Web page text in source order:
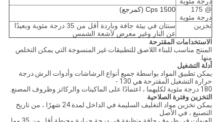
@ 175
درجة مئوية
1500 Cps (كمرجع)
تخزين
سنتان في بيئة جافة وباردة أقل من 35 درجة مئوية وبعيدًا
عن النار وغير معرض لأشعة الشمس
الاستخدامات المقترحة
المنتج مناسب للبناء اللاصق للتطبيقات غير المنسوجة التي يمكن التخلص
منها.
أدلة التشغيل
يمكن تطبيق المواد بواسطة جميع أنواع الرشاشات وأدوات الرش.درجة
حرارة التشغيل المقترحة هي 130 -
180 درجة مئوية لكليهما ، اعتمادًا على الماكينات والركائز وظروف المصنع.
التخزين وفترة الصلاحية
يمكن تخزين مواد التغليف السليمة في الداخل لمدة 24 شهرًا ، من تاريخ
التصنيع ، في الأصل
العبوات في ظروف جافة ونظيفة في درجة حرارة محيطة أقل من 35 وما